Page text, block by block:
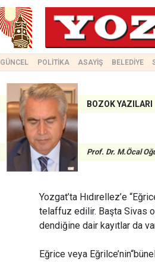
GÜNCEL POLİTİKA ASAYİŞ BELEDİYE
BOZOK YAZILARI
Prof. Dr. M.Öcal
Yozgat’ta Hıdırellez’e
telaffuz edilir. Başta Sivas
dendiğine dair kayıtlar da
Eğrice veya